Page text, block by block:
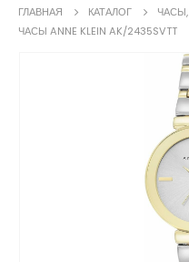
ГЛАВНАЯ КАТАЛОГ ЧАСЫ,
ЧАСЫ ANNE KLEIN AK/2435SVTT